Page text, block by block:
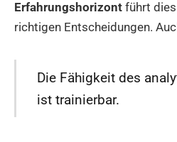
Erfahrungshorizont führt
richtigen Entscheidungen.
Die Fähigkeit des
ist trainierbar.